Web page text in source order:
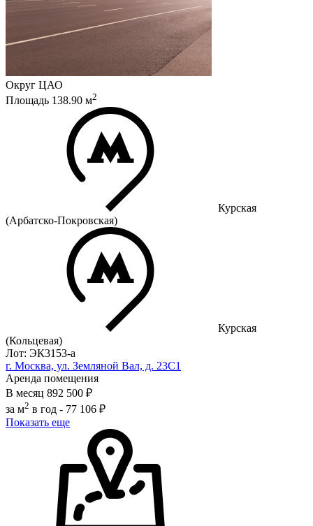
Округ ЦАО
Площадь 138.90 м2
Курская
(Арбатско-Покровская)
Курская
(Кольцевая)
Лот: ЭК3153-a
г. Москва, ул. Земляной Вал, д. 23С1
Аренда помещения
В месяц 892 500 ₽
за м2 в год - 77 106 ₽
Показать еще